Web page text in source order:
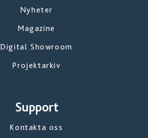
Nyheter
Magazine
Digital Showroom
Projektarkiv
Support
Kontakta oss